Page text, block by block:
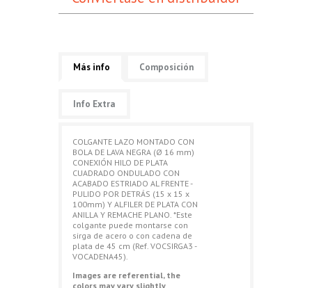
Más info Composición
Info Extra
COLGANTE LAZO MONTADO CON
BOLA DE LAVA NEGRA (Ø 16 mm)
CONEXIÓN HILO DE PLATA
CUADRADO ONDULADO CON
ACABADO ESTRIADO AL FRENTE -
PULIDO POR DETRÁS (15 x 15 x
100mm) Y ALFILER DE PLATA CON
ANILLA Y REMACHE PLANO. *Este
colgante puede montarse con
sirga de acero o con cadena de
plata de 45 cm (Ref. VOCSIRGA3 -
VOCADENA45).
Images are referential, the
colors may vary slightly